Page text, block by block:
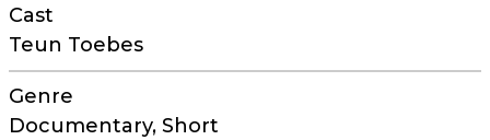
Cast
Teun Toebes
Genre
Documentary, Short